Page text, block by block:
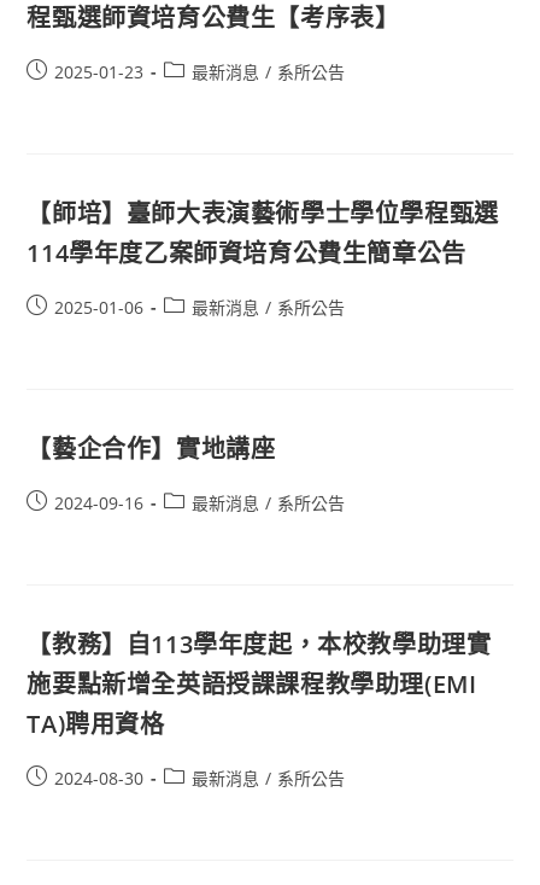
程甄選師資培育公費生【考序表】
2025-01-23 最新消息 / 系所公告
【師培】臺師大表演藝術學士學位學程甄選
114學年度乙案師資培育公費生簡章公告
2025-01-06 最新消息 / 系所公告
【藝企合作】實地講座
2024-09-16 最新消息 / 系所公告
【教務】自113學年度起，本校教學助理實
施要點新增全英語授課課程教學助理(EMI
TA)聘用資格
2024-08-30 最新消息 / 系所公告